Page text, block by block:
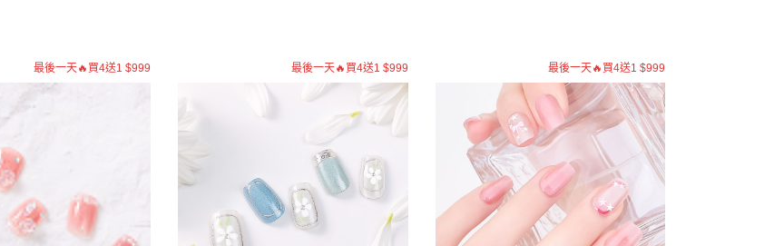
最後一天🔥買4送1 $999 最後一天🔥買4送1 $999 最後一天🔥買4送1 $999